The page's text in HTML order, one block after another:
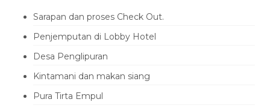
Sarapan dan proses Check Out.
Penjemputan di Lobby Hotel
Desa Penglipuran
Kintamani dan makan siang
Pura Tirta Empul